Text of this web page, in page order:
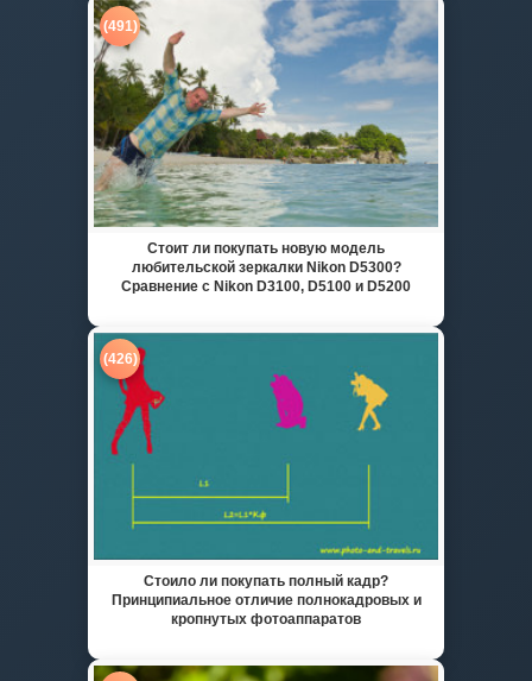
(491)
Стоит ли покупать новую модель
любительской зеркалки Nikon D5300?
Сравнение с Nikon D3100, D5100 и D5200
(426)
Стоило ли покупать полный кадр?
Принципиальное отличие полнокадровых и
кропнутых фотоаппаратов